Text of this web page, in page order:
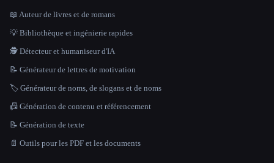
📖 Auteur de livres et de romans
💡 Bibliothèque et ingénierie rapides
🕵️ Détecteur et humaniseur d'IA
📝 Générateur de lettres de motivation
🏷️ Générateur de noms, de slogans et de noms
📠 Génération de contenu et référencement
📝 Génération de texte
📄 Outils pour les PDF et les documents